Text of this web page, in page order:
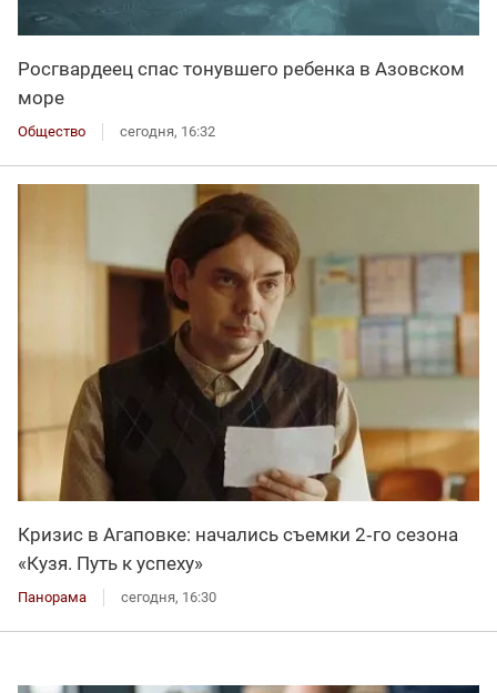
Росгвардеец спас тонувшего ребенка в Азовском
море
Общество сегодня, 16:32
Кризис в Агаповке: начались съемки 2‑го сезона
«Кузя. Путь к успеху»
Панорама сегодня, 16:30